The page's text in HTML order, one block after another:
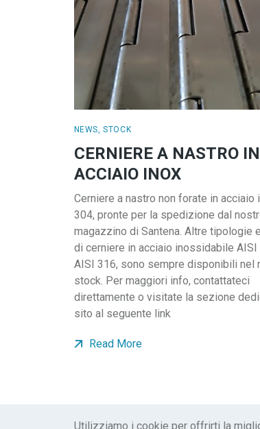
NEWS,STOCK
CERNIERE A NASTRO IN
ACCIAIO INOX
Cerniere a nastro non forate in acciaio
304, pronte per la spedizione dal
magazzino di Santena. Altre tipologie
di cerniere in acciaio inossidabile AISI
AISI 316, sono sempre disponibili nel
stock. Per maggiori info, contattateci
direttamente o visitate la sezione
sito al seguente link
Read More
Utilizziamo i cookie per offrirti la